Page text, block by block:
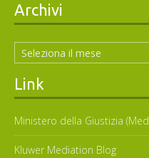
Archivi
Archivi
Link
Ministero della Giustizia
Kluwer Mediation Blog